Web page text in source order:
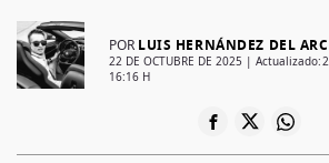
SÍGUENOS
POR LUIS HERNÁNDEZ DEL
22 DE OCTUBRE DE 2025 | Actualizado:
16:16 H